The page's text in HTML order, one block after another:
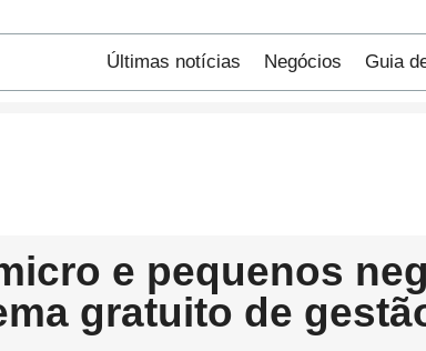
Últimas notícias Negócios Guia
e pequenos
gratuito de